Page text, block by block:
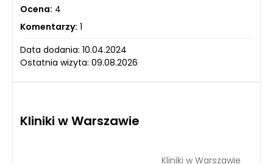
Ocena: 4
Komentarzy: 1
Data dodania: 10.04.2024
Ostatnia wizyta: 09.08.2026
Kliniki w Warszawie
Kliniki w Warszawie